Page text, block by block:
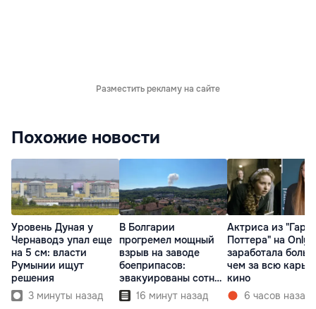
Разместить рекламу на сайте
Похожие новости
Уровень Дуная у
Чернаводэ упал еще
на 5 см: власти
Румынии ищут
решения
3 минуты назад
В Болгарии
прогремел мощный
взрыв на заводе
боеприпасов:
эвакуированы сотни
людей16 минут назад
Актриса из
Поттера" на
заработала
чем за всю
кино
6 часов назад